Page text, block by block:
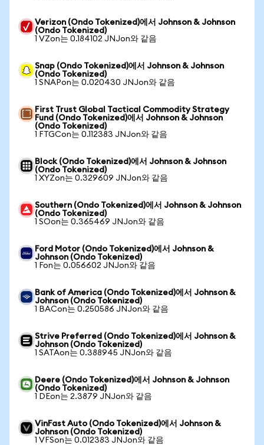
Verizon (Ondo Tokenized)에서 Johnson & Johnson
(Ondo Tokenized)
1 VZon는 0.184102 JNJon와 같음
Snap (Ondo Tokenized)에서 Johnson & Johnson
(Ondo Tokenized)
1 SNAPon는 0.020430 JNJon와 같음
First Trust Global Tactical Commodity Strategy
Fund (Ondo Tokenized)에서 Johnson & Johnson
(Ondo Tokenized)
1 FTGCon는 0.112383 JNJon와 같음
Block (Ondo Tokenized)에서 Johnson & Johnson
(Ondo Tokenized)
1 XYZon는 0.329609 JNJon와 같음
Southern (Ondo Tokenized)에서 Johnson & Johnson
(Ondo Tokenized)
1 SOon는 0.365469 JNJon와 같음
Ford Motor (Ondo Tokenized)에서 Johnson &
Johnson (Ondo Tokenized)
1 Fon는 0.056602 JNJon와 같음
Bank of America (Ondo Tokenized)에서 Johnson &
Johnson (Ondo Tokenized)
1 BACon는 0.250586 JNJon와 같음
Strive Preferred (Ondo Tokenized)에서 Johnson &
Johnson (Ondo Tokenized)
1 SATAon는 0.388945 JNJon와 같음
Deere (Ondo Tokenized)에서 Johnson & Johnson
(Ondo Tokenized)
1 DEon는 2.3879 JNJon와 같음
VinFast Auto (Ondo Tokenized)에서 Johnson &
Johnson (Ondo Tokenized)
1 VFSon는 0.012383 JNJon와 같음